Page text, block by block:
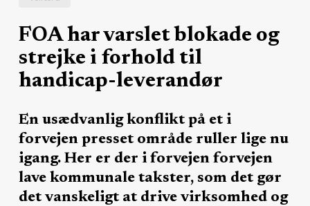
FOA har varslet blokade og
strejke i forhold til
handicap-leverandør
En usædvanlig konflikt på et i
forvejen presset område ruller lige nu
igang. Her er der i forvejen forvejen
lave kommunale takster, som det gør
det vanskeligt at drive virksomhed og